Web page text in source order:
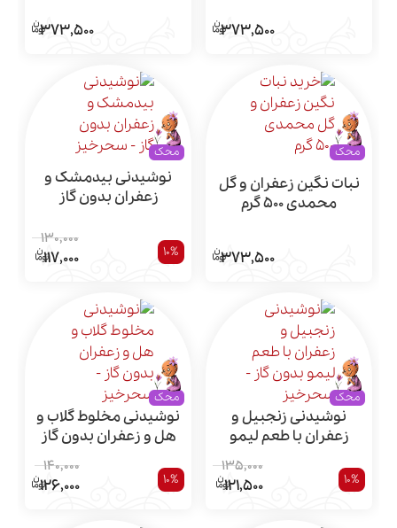
373,500
373,500
محک
نبات نگین زعفران و گل
محمدی 500 گرم
373,500
محک
نوشیدنی بیدمشک و
زعفران بدون گاز
10%
130,000
117,000
محک
نوشیدنی زنجبیل و
زعفران با طعم لیمو
10%
135,000
121,500
محک
نوشیدنی مخلوط گلاب و
هل و زعفران بدون گاز
10%
140,000
126,000